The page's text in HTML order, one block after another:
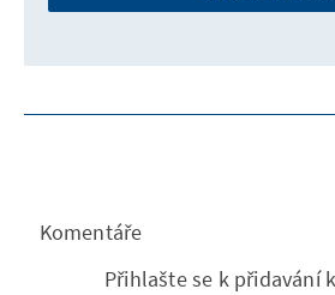
Komentáře
Přihlašte se k přidavání